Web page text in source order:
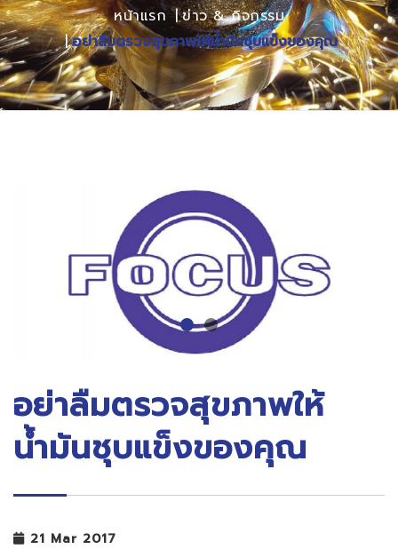
หน้าแรก
ข่าว & กิจกรรม
อย่าลืมตรวจสุขภาพให้น้ำมันชุบแข็งของคุณ
อย่าลืมตรวจสุขภาพให้
น้ำมันชุบแข็งของคุณ
21 Mar 2017